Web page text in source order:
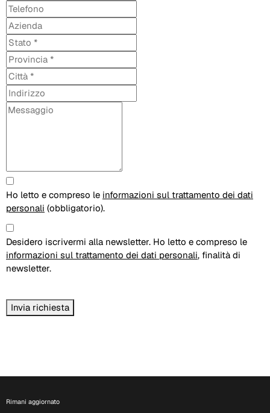
Telefono
Azienda
Stato *
Provincia *
Città *
Indirizzo
Messaggio
Ho letto e compreso le informazioni sul trattamento dei dati
personali (obbligatorio).
Desidero iscrivermi alla newsletter. Ho letto e compreso le
informazioni sul trattamento dei dati personali, finalità di
newsletter.
Invia richiesta
Rimani aggiornato